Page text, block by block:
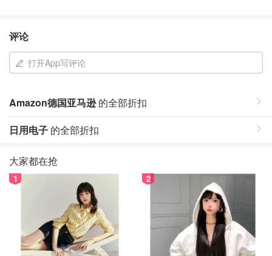
评论
打开App写评论
Amazon德国亚马逊的全部折扣
日用电子 的全部折扣
大家都在抢
1 2